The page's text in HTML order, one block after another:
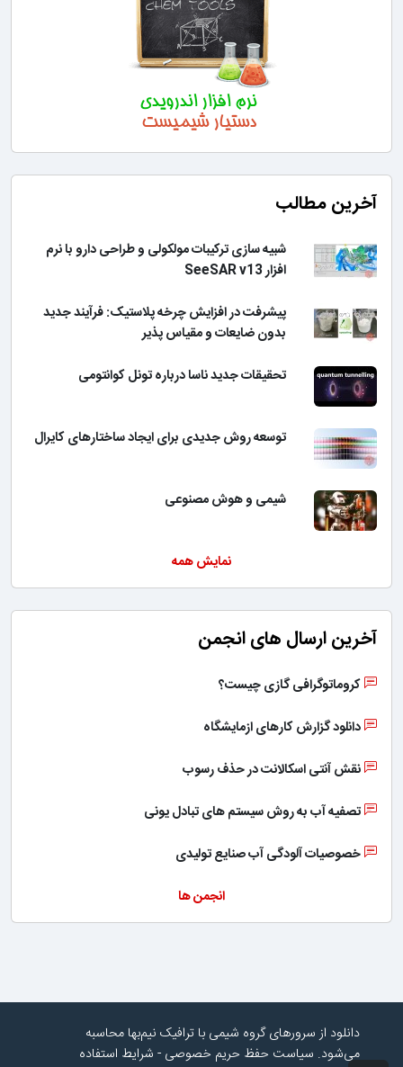
آخرین مطالب
شبیه سازی ترکیبات مولکولی و طراحی دارو با نرم
افزار SeeSAR v13
پیشرفت در افزایش چرخه پلاستیک: فرآیند جدید
بدون ضایعات و مقیاس پذیر
تحقیقات جدید ناسا درباره تونل کوانتومی
توسعه روش جدیدی برای ایجاد ساختارهای کایرال
شیمی و هوش مصنوعی
نمایش همه
آخرین ارسال های انجمن
کروماتوگرافی گازی چیست؟
دانلود گزارش کارهای ازمایشگاه
نقش آنتی اسکالانت در حذف رسوب
تصفیه آب به روش سیستم های تبادل یونی
خصوصیات آلودگی آب صنایع تولیدی
انجمن ها
دانلود از سرورهای گروه شیمی با ترافیک نیم‌بها محاسبه
می‌شود. سیاست حفظ حریم خصوصی - شرایط استفاده